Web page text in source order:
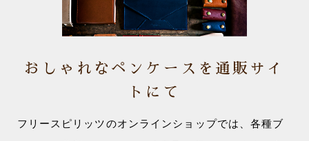
おしゃれなペンケースを通販サイ
トにて
フリースピリッツのオンラインショップでは、各種ブ